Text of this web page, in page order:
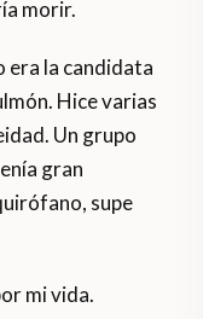
morir.
era la candidata
Hice varias
Un grupo
gran
supe
mi vida.